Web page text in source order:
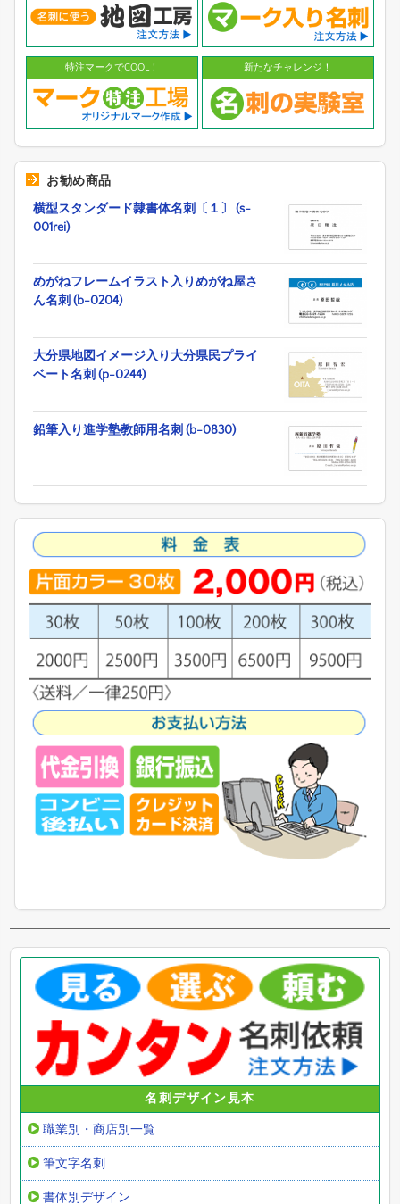
特注マークでCOOL！ 新たなチャレンジ！
お勧め商品
横型スタンダード隷書体名刺〔１〕 (s-
001rei)
めがねフレームイラスト入りめがね屋さ
ん名刺 (b-0204)
大分県地図イメージ入り大分県民プライ
ベート名刺 (p-0244)
鉛筆入り進学塾教師用名刺 (b-0830)
名刺デザイン見本
職業別・商店別一覧
筆文字名刺
書体別デザイン